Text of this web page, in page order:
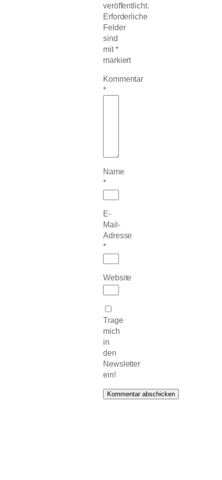
veröffentlicht.
Erforderliche
Felder
sind
mit*
markiert
Kommentar
*
Name
*
E-
Mail-
Adresse
*
Website
Trage
mich
in
den
Newsletter
ein!